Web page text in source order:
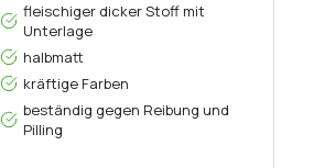
fleischiger dicker Stoff mit
Unterlage
halbmatt
kräftige Farben
beständig gegen Reibung und
Pilling